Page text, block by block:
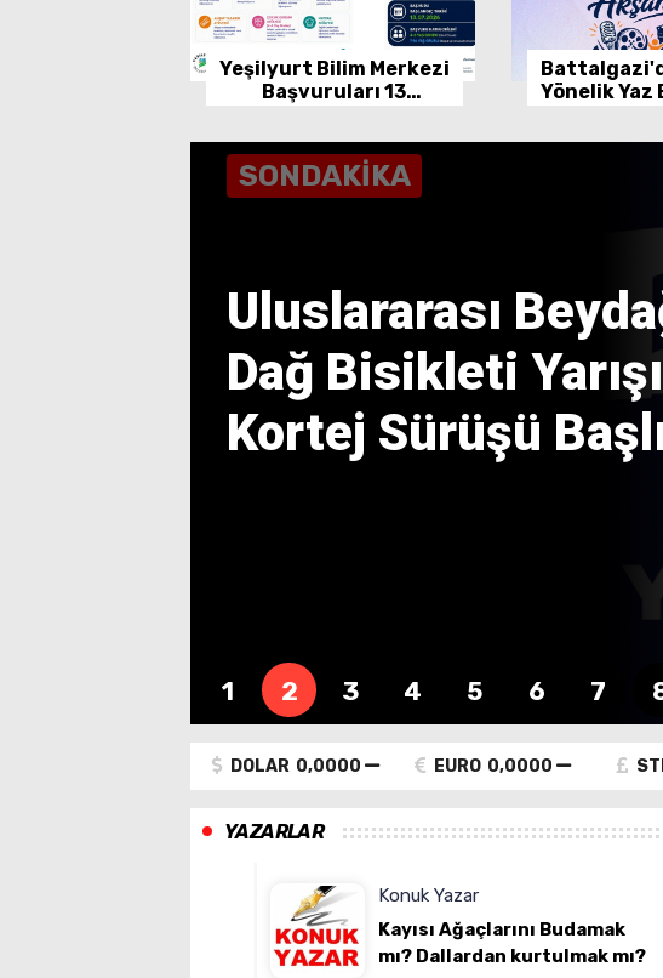
Yeşilyurt Bilim Merkezi
Başvuruları 13
Yönelik
SONDAKİKA
Uluslararası
Dağ Bisikleti Yarışı
Kortej Sürüşü
1 2 3 4 5 6 7
DOLAR 0,0000 EURO 0,0000
YAZARLAR
Konuk Yazar
Kayısı Ağaçlarını Budamak
mı? Dallardan kurtulmak mı?